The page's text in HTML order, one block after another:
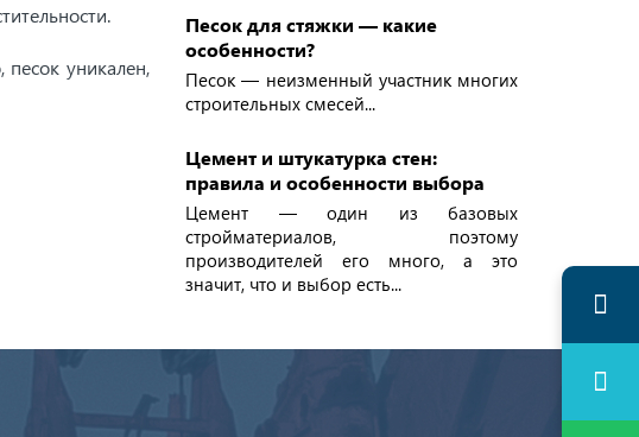
уникален,
Песок для стяжки — какие
особенности?
Песок — неизменный участник многих
строительных смесей...
Цемент и штукатурка стен:
правила и особенности выбора
Цемент — один из базовых
стройматериалов, поэтому
производителей его много, а это
значит, что и выбор есть...